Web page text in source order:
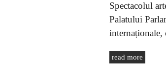
Spectacolul
Palatului
read more